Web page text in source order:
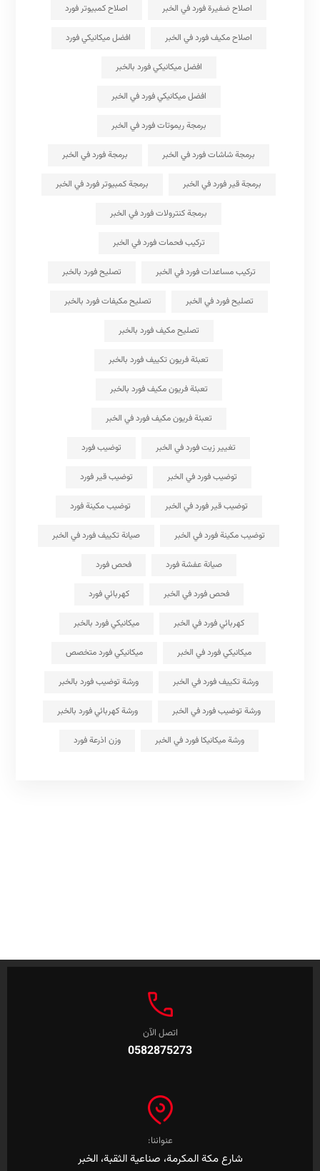
اصلاح ضفيرة فورد في الخبر اصلاح كمبيوتر فورد
اصلاح مكيف فورد في الخبر افضل ميكانيكي فورد
افضل ميكانيكي فورد بالخبر
افضل ميكانيكي فورد في الخبر
برمجة ريموتات فورد في الخبر
برمجة شاشات فورد في الخبر برمجة فورد في الخبر
برمجة قير فورد في الخبر برمجة كمبيوتر فورد في الخبر
برمجة كنترولات فورد في الخبر
تركيب فحمات فورد في الخبر
تركيب مساعدات فورد في الخبر تصليح فورد بالخبر
تصليح فورد في الخبر تصليح مكيفات فورد بالخبر
تصليح مكيف فورد بالخبر
تعبئة فريون تكييف فورد بالخبر
تعبئة فريون مكيف فورد بالخبر
تعبئة فريون مكيف فورد في الخبر
تغيير زيت فورد في الخبر توضيب فورد
توضيب فورد في الخبر توضيب قير فورد
توضيب قير فورد في الخبر توضيب مكينة فورد
توضيب مكينة فورد في الخبر صيانة تكييف فورد في الخبر
صيانة عفشة فورد فحص فورد
فحص فورد في الخبر كهربائي فورد
كهربائي فورد في الخبر ميكانيكي فورد بالخبر
ميكانيكي فورد في الخبر ميكانيكي فورد متخصص
ورشة تكييف فورد في الخبر ورشة توضيب فورد بالخبر
ورشة توضيب فورد في الخبر ورشة كهربائي فورد بالخبر
ورشة ميكانيكا فورد في الخبر وزن اذرعة فورد
اتصل الآن
0582875273
عنواننا:
شارع مكة المكرمة، صناعية الثقبة، الخبر